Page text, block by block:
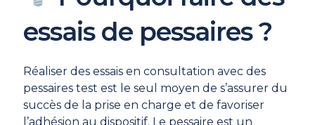
essais de pessaires ?
Réaliser des essais en consultation avec des
pessaires test est le seul moyen de s’assurer du
succès de la prise en charge et de favoriser
l’adhésion au dispositif. Le pessaire est un